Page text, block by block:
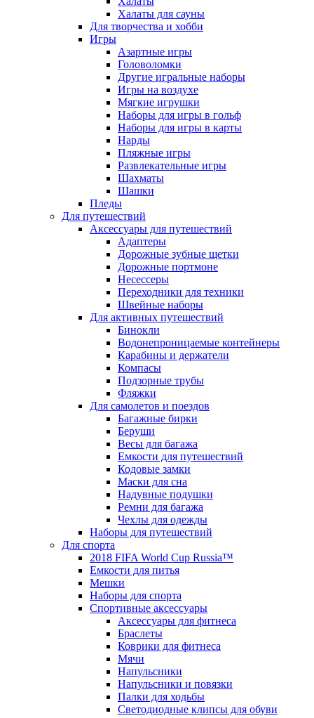
Халаты для сауны
Для творчества и хобби
Игры
Азартные игры
Головоломки
Другие игральные наборы
Игры на воздухе
Мягкие игрушки
Наборы для игры в гольф
Наборы для игры в карты
Нарды
Пляжные игры
Развлекательные игры
Шахматы
Шашки
Пледы
Для путешествий
Аксессуары для путешествий
Адаптеры
Дорожные зубные щетки
Дорожные портмоне
Несессеры
Переходники для техники
Швейные наборы
Для активных путешествий
Бинокли
Водонепроницаемые контейнеры
Карабины и держатели
Компасы
Подзорные трубы
Фляжки
Для самолетов и поездов
Багажные бирки
Беруши
Весы для багажа
Емкости для путешествий
Кодовые замки
Маски для сна
Надувные подушки
Ремни для багажа
Чехлы для одежды
Наборы для путешествий
Для спорта
2018 FIFA World Cup Russia™
Емкости для питья
Мешки
Наборы для спорта
Спортивные аксессуары
Аксессуары для фитнеса
Браслеты
Коврики для фитнеса
Мячи
Напульсники
Напульсники и повязки
Палки для ходьбы
Светодиодные клипсы для обуви